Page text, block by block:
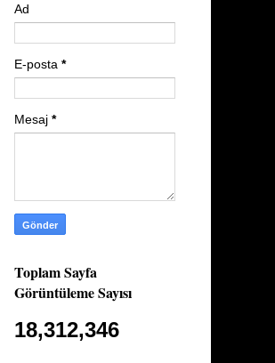
Ad
E-posta *
Mesaj *
Toplam Sayfa
Görüntüleme Sayısı
18,312,346